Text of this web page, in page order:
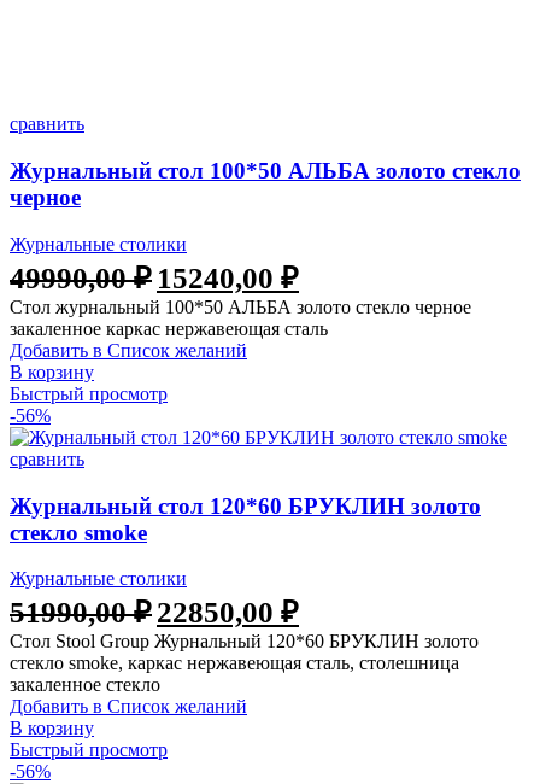
сравнить
Журнальный стол 100*50 АЛЬБА золото стекло
черное
Журнальные столики
49990,00₽ 15240,00 ₽
Стол журнальный 100*50 АЛЬБА золото стекло черное
закаленное каркас нержавеющая сталь
Добавить в Список желаний
В корзину
Быстрый просмотр
-56%
сравнить
Журнальный стол 120*60 БРУКЛИН золото
стекло smoke
Журнальные столики
51990,00₽22850,00 ₽
Стол Stool Group Журнальный 120*60 БРУКЛИН золото
стекло smoke, каркас нержавеющая сталь, столешница
закаленное стекло
Добавить в Список желаний
В корзину
Быстрый просмотр
-56%